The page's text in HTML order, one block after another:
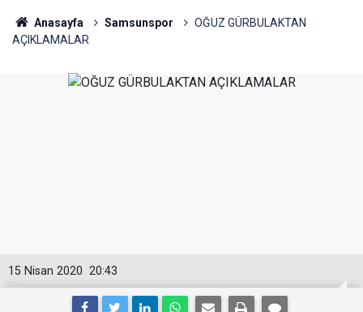
Anasayfa Samsunspor
OĞUZ GÜRBULAKTAN
AÇIKLAMALAR
20:43
15 Nisan 2020